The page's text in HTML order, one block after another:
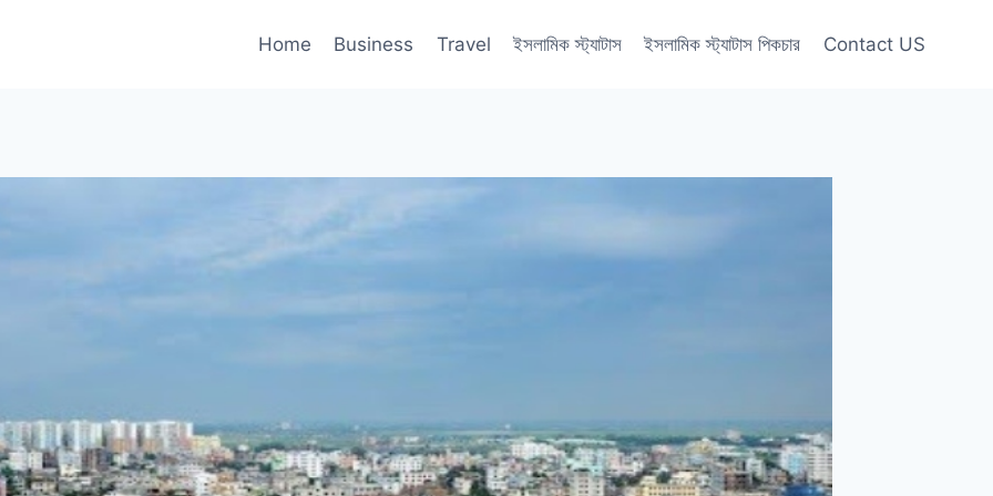
Home Business Travel ইসলামিক স্ট্যাটাস ইসলামিক স্ট্যাটাস পিকচার Contact US